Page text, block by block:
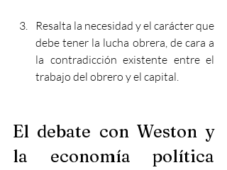
Resalta la necesidad y el carácter que
debe tener la lucha obrera, de cara a
la contradicción existente entre el
trabajo del obrero y el capital.
El debate con Weston y
la economía política